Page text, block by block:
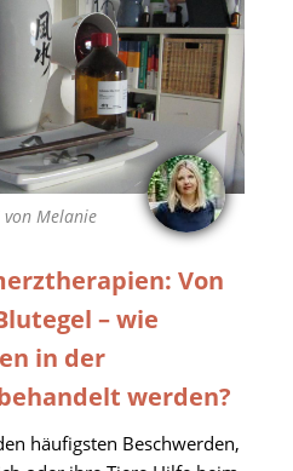
Melanie
Von
– wie
in der
werden?
häufigsten Beschwerden,